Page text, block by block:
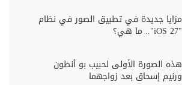
مزايا جديدة في تطبيق الصور في نظام
"iOS 27".. ما هي؟
هذه الصورة الأولى لحبيب بو أنطون
ورنيم إسحاق بعد زواجهما